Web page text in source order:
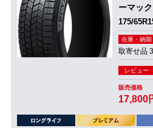
ーマッ
175/
在庫・納期
取寄せ品
レビュー
販売価格
17,800